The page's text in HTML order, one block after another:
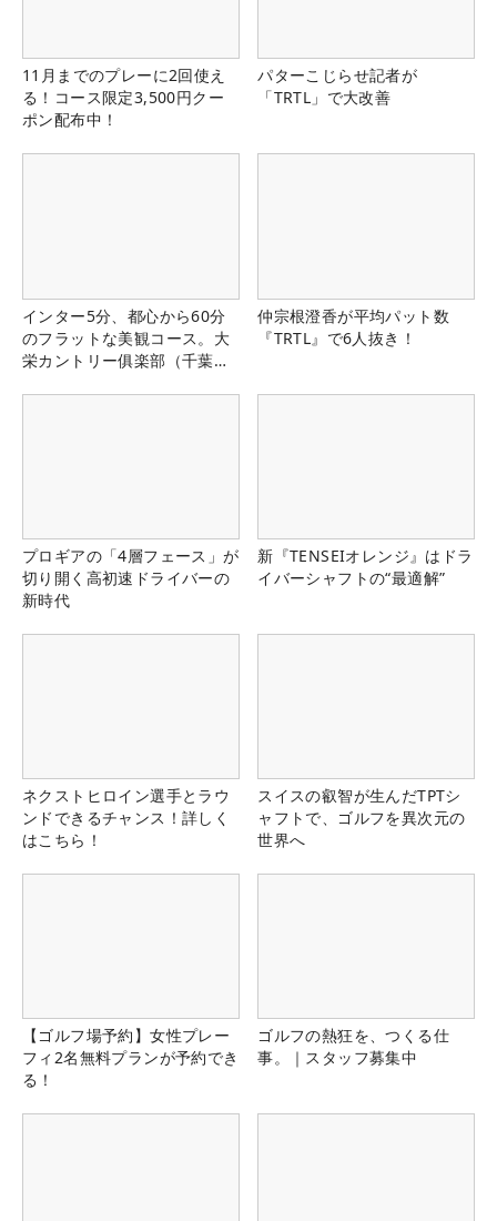
11月までのプレーに2回使え
る！コース限定3,500円クー
ポン配布中！
パターこじらせ記者が
「TRTL」で大改善
インター5分、都心から60分
のフラットな美観コース。大
栄カントリー俱楽部（千葉
仲宗根澄香が平均パット数
『TRTL』で6人抜き！
プロギアの「4層フェース」が
切り開く高初速ドライバーの
新時代
新『TENSEIオレンジ』はドラ
イバーシャフトの“最適解”
ネクストヒロイン選手とラウ
ンドできるチャンス！詳しく
はこちら！
スイスの叡智が生んだTPTシ
ャフトで、ゴルフを異次元の
世界へ
【ゴルフ場予約】女性プレー
フィ2名無料プランが予約でき
る！
ゴルフの熱狂を、つくる仕
事。｜スタッフ募集中